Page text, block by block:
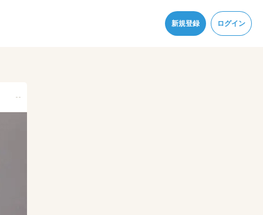
新規登録
ログイン
--